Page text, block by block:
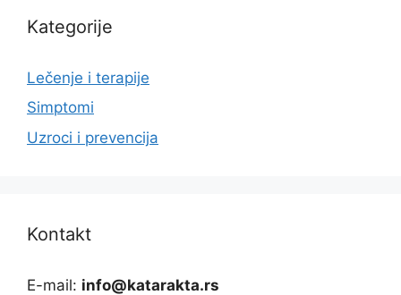
Kategorije
Lečenje i terapije
Simptomi
Uzroci i prevencija
Kontakt
E-mail: info@katarakta.rs